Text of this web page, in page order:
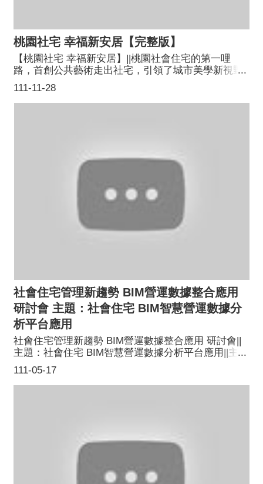
桃園社宅 幸福新安居【完整版】
111-11-28
【桃園社宅 幸福新安居】||桃園社會住宅的第一哩
路，首創公共藝術走出社宅，引領了城市美學新視野|
推動以租代買的循環經濟，入住更輕鬆，維護管理更
高效||運用科技與智慧工具|為設計與施工奠定基礎|讓
設備維護與物業服務，成為智慧社區的新標準||持續進
社會住宅管理新趨勢 BIM營運數據整合應用
研討會 主題：社會住宅 BIM智慧營運數據分
析平台應用
111-05-17
社會住宅管理新趨勢 BIM營運數據整合應用 研討會||
主題：社會住宅 BIM智慧營運數據分析平台應用||主講
人：財團法人臺灣營建研究院 黃正翰組長